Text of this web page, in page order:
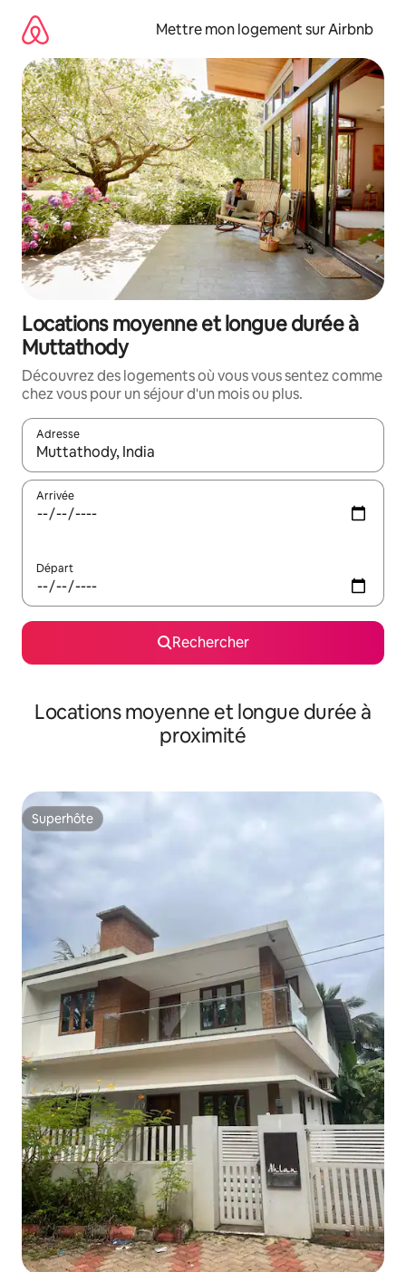
directement
contenu
Mettre mon logement sur Airbnb
Locations moyenne et longue durée à
Muttathody
Découvrez des logements où vous vous sentez comme
chez vous pour un séjour d'un mois ou plus.
Adresse
Lorsque les résultats s'affichent, utilisez les flèches vers le
Arrivée
Départ
Rechercher
Locations moyenne et longue durée à
proximité
Superhôte
Superhôte